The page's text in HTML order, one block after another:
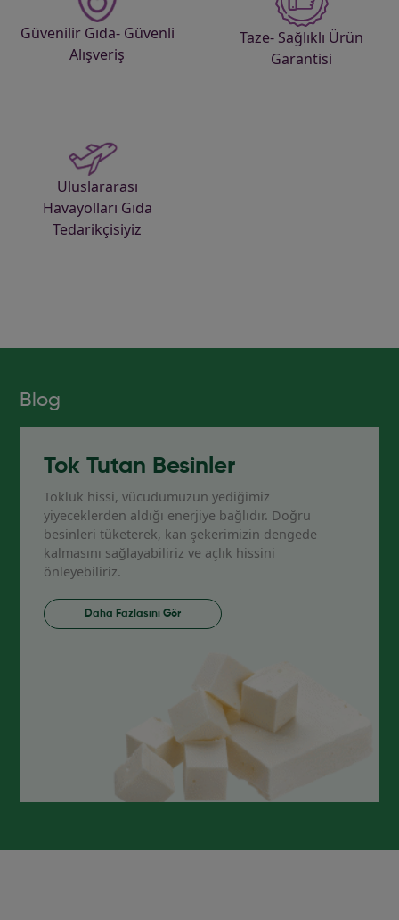
Güvenilir Gıda- Güvenli
Alışveriş
Taze- Sağlıklı Ürün
Garantisi
Uluslararası
Havayolları Gıda
Tedarikçisiyiz
Blog
Tok Tutan Besinler
Tokluk hissi, vücudumuzun yediğimiz
yiyeceklerden aldığı enerjiye bağlıdır. Doğru
besinleri tüketerek, kan şekerimizin dengede
kalmasını sağlayabiliriz ve açlık hissini
önleyebiliriz.